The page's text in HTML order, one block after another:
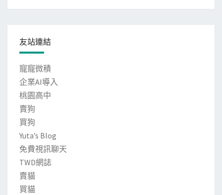
友站連結
寵寵微積
企業AI導入
桃園高中
賣狗
買狗
Yuta’s Blog
免費視訊聊天
TWD網誌
賣貓
買貓